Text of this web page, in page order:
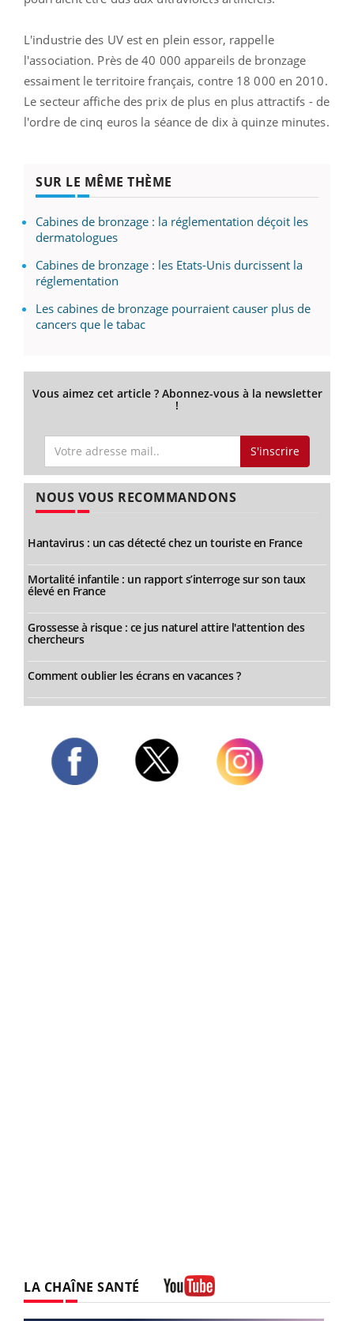
L'industrie des UV est en plein essor, rappelle
l'association. Près de 40 000 appareils de bronzage
essaiment le territoire français, contre 18 000 en 2010.
Le secteur affiche des prix de plus en plus attractifs - de
l'ordre de cinq euros la séance de dix à quinze minutes.
SUR LE MÊME THÈME
Cabines de bronzage : la réglementation déçoit les
dermatologues
Cabines de bronzage : les Etats-Unis durcissent la
réglementation
Les cabines de bronzage pourraient causer plus de
cancers que le tabac
Vous aimez cet article ? Abonnez-vous à la newsletter
!
S'inscrire
NOUS VOUS RECOMMANDONS
Hantavirus : un cas détecté chez un touriste en France
Mortalité infantile : un rapport s’interroge sur son taux
élevé en France
Grossesse à risque : ce jus naturel attire l'attention des
chercheurs
Comment oublier les écrans en vacances ?
LA CHAÎNE SANTÉ